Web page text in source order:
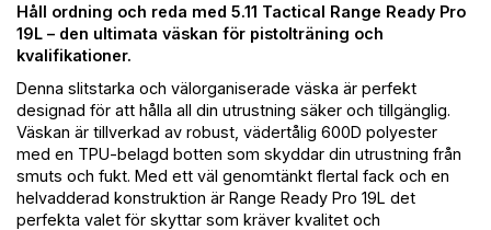
Håll ordning och reda med 5.11 Tactical Range Ready Pro
19L – den ultimata väskan för pistolträning och
kvalifikationer.
Denna slitstarka och välorganiserade väska är perfekt
designad för att hålla all din utrustning säker och tillgänglig.
Väskan är tillverkad av robust, vädertålig 600D polyester
med en TPU-belagd botten som skyddar din utrustning från
smuts och fukt. Med ett väl genomtänkt flertal fack och en
helvadderad konstruktion är Range Ready Pro 19L det
perfekta valet för skyttar som kräver kvalitet och